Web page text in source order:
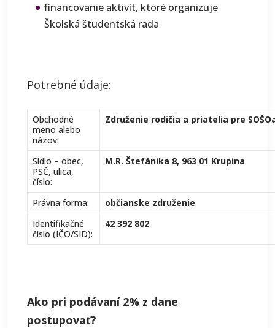
financovanie aktivít, ktoré organizuje
Školská študentská rada
Potrebné údaje:
Obchodné
meno alebo
názov:
Združenie rodičia a priatelia pre
Sídlo – obec,
PSČ, ulica,
číslo:
M.R. Štefánika 8, 963 01 Krupina
Právna forma:
občianske združenie
Identifikačné
číslo (IČO/SID):
42 392 802
Ako pri podávaní 2% z dane
postupovať?